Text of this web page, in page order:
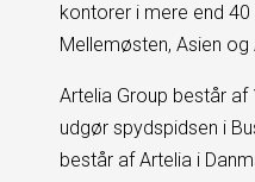
kontorer i mere end 40
Mellemøsten, Asien og
Artelia Group består af
udgør spydspidsen i
består af Artelia i